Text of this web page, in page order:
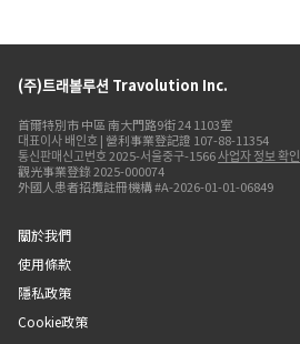
(주)트래볼루션 Travolution Inc.
首爾特別市 中區 南大門路9街 24 1103室
대표이사 배인호 | 營利事業登記證 107-88-11354
통신판매신고번호 2025-서울중구-1566사업자 정보 확인
觀光事業登錄 2025-000074
外國人患者招攬註冊機構 #A-2026-01-01-06849
關於我們
使用條款
隱私政策
Cookie政策